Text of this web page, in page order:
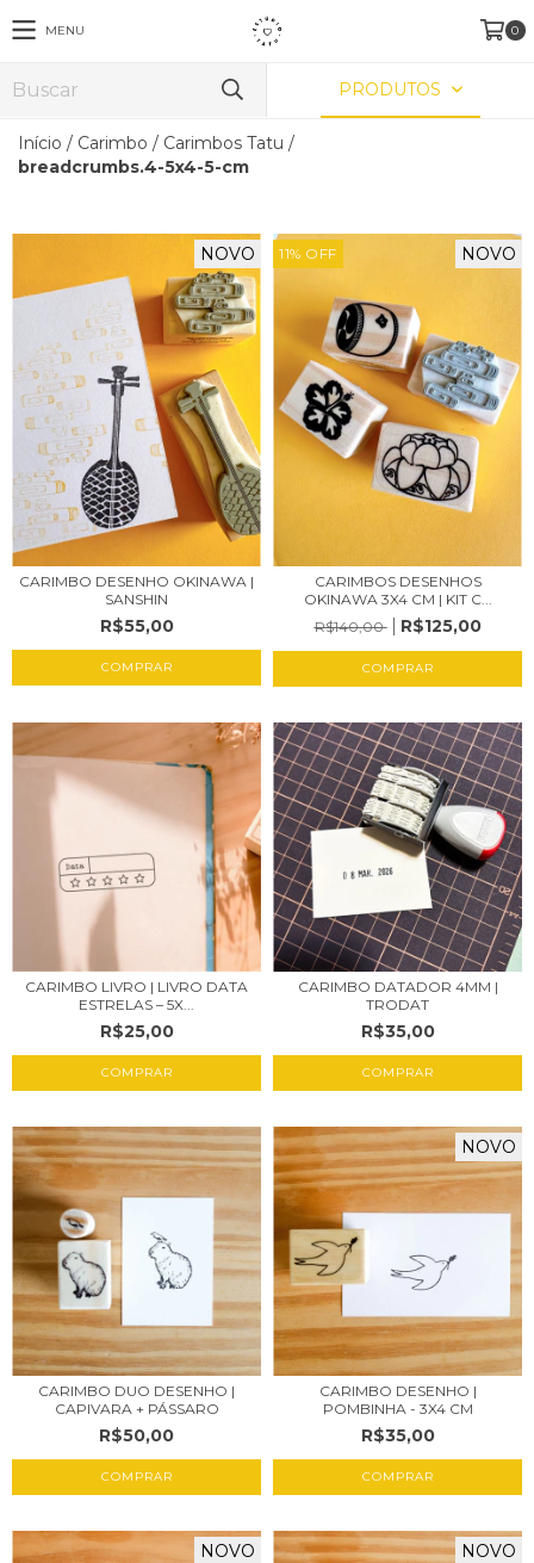
MENU 0
PRODUTOS
Início / Carimbo / Carimbos Tatu /
breadcrumbs.4-5x4-5-cm
NOVO
CARIMBO DESENHO OKINAWA |
SANSHIN
R$55,00
COMPRAR
11% OFF NOVO
CARIMBOS DESENHOS
OKINAWA 3X4 CM | KIT C...
R$140,00
R$125,00
CARIMBO LIVRO | LIVRO DATA
ESTRELAS – 5X...
R$25,00
CARIMBO DATADOR 4MM |
TRODAT
R$35,00
CARIMBO DUO DESENHO |
CAPIVARA + PÁSSARO
R$50,00
NOVO
CARIMBO DESENHO |
POMBINHA - 3X4 CM
R$35,00
NOVO NOVO